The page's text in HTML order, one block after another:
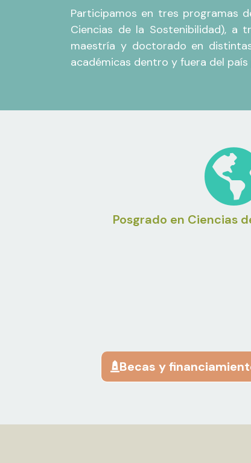
Participamos en tres programas
Ciencias de la Sostenibilidad), a
maestría y doctorado en
académicas dentro y fuera del
Posgrado en Ciencias
Becas y